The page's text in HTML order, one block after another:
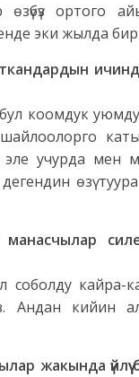
өзүбүз
эки жылда
коомдук
учурда мен
өзү
манасчылар
соболду кайра-
Андан кийин
жакында